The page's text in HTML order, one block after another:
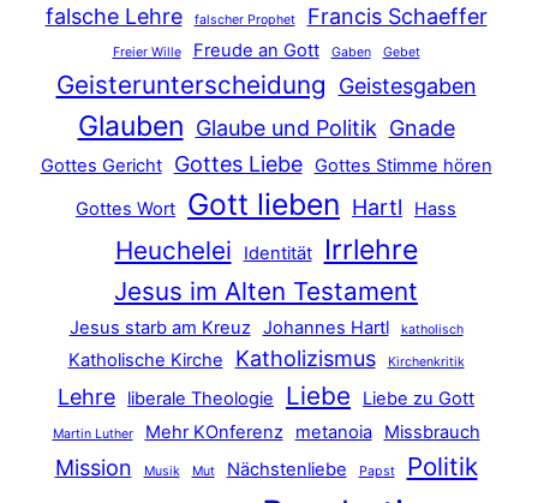
falsche Lehre falscher Prophet Francis Schaeffer
Freier Wille Freude an Gott Gaben Gebet
Geisterunterscheidung Geistesgaben
Glauben Glaube und Politik Gnade
Gottes Gericht Gottes Liebe Gottes Stimme hören
Gottes Wort
Gott lieben Hartl Hass
Heuchelei Identität Irrlehre
Jesus im Alten Testament
Jesus starb am Kreuz Johannes Hartl katholisch
Katholische Kirche Katholizismus Kirchenkritik
Lehre liberale Theologie Liebe Liebe zu Gott
Martin Luther Mehr KOnferenz metanoia Missbrauch
Mission Musik Mut Nächstenliebe Papst Politik